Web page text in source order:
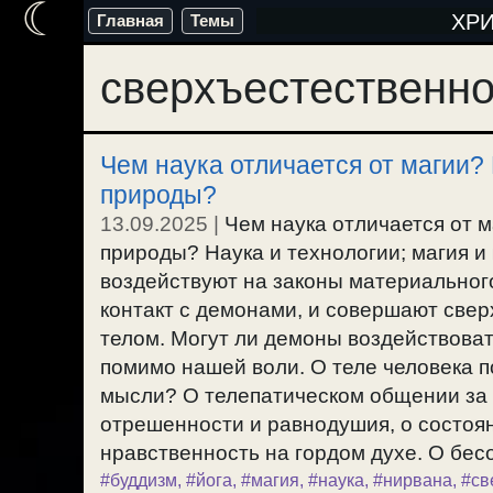
Перейти
содержимому
Главная Темы
Чем наука отличается от
природы?
13.09.2025
Чем наука отличается от
природы? Наука и технологии; магия
воздействуют на законы
контакт с демонами, и совершают
телом. Могут ли демоны
помимо нашей воли. О теле человека
мысли? О телепатическом общении
отрешенности и равнодушия, о
нравственность на гордом духе. О
#буддизм, #йога, #магия, #наука, #нирвана,
☾